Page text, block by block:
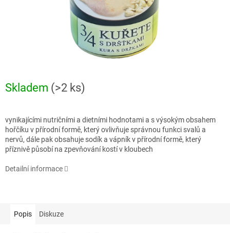
Skladem (>2 ks)
vynikajícími nutričními a dietními hodnotami a s výsokým obsahem
hořčíku v přírodní formě, který ovlivňuje správnou funkci svalů a
nervů, dále pak obsahuje sodík a vápník v přírodní formě, který
příznivě působí na zpevňování kostí v kloubech
Detailní informace
Popis Diskuze